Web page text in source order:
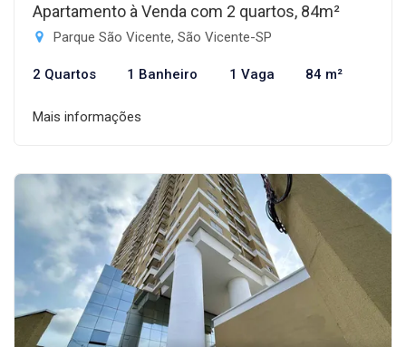
Apartamento à Venda com 2 quartos, 84m²
Parque São Vicente, São Vicente-SP
2 Quartos 1 Banheiro 1 Vaga 84 m²
Mais informações